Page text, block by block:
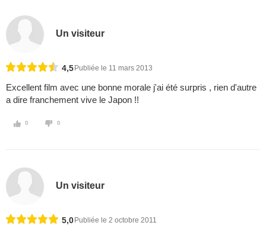
Un visiteur
4,5 Publiée le 11 mars 2013
Excellent film avec une bonne morale j'ai été surpris , rien d'autre
a dire franchement vive le Japon !!
0 0
Un visiteur
5,0 Publiée le 2 octobre 2011